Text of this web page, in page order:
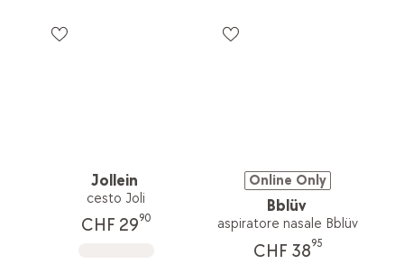
Jollein
cesto Joli
CHF 2990
Online Only
Bblüv
aspiratore nasale Bblüv
CHF 3895